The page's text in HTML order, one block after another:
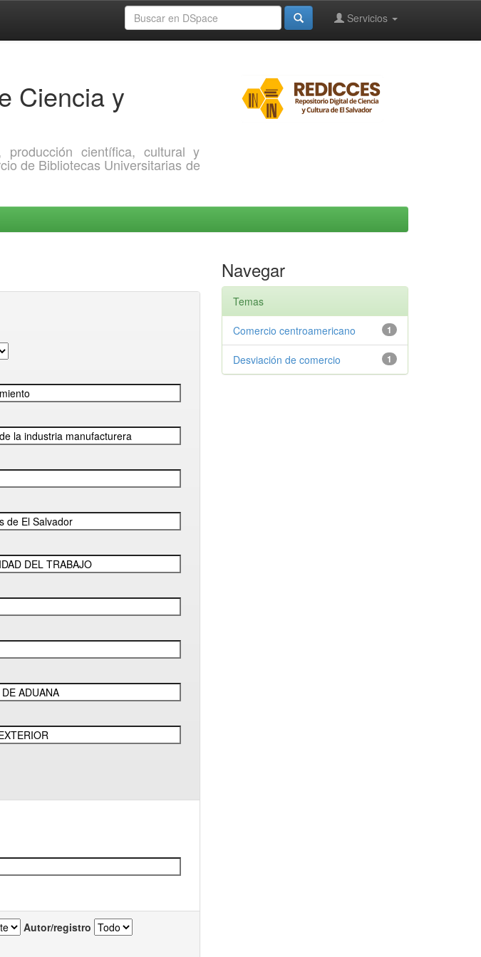
Servicios
Ciencia y
científica, cultural y
de Bibliotecas Universitarias de
Autor/registro
Navegar
Temas
1
Comercio centroamericano
1
Desviación de comercio